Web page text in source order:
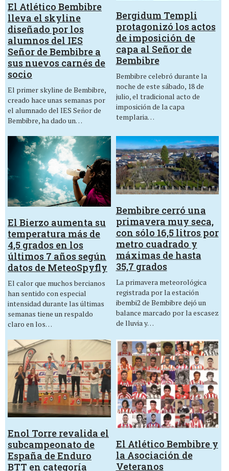
El Atlético Bembibre
lleva el skyline
diseñado por los
alumnos del IES
Señor de Bembibre a
sus nuevos carnés de
socio
El primer skyline de Bembibre,
creado hace unas semanas por
el alumnado del IES Señor de
Bembibre, ha dado un…
Bergidum Templi
protagonizó los actos
de imposición de
capa al Señor de
Bembibre
Bembibre celebró durante la
noche de este sábado, 18 de
julio, el tradicional acto de
imposición de la capa
templaria…
El Bierzo aumenta su
temperatura más de
4,5 grados en los
últimos 7 años según
datos de MeteoSpyfly
El calor que muchos bercianos
han sentido con especial
intensidad durante las últimas
semanas tiene un respaldo
claro en los…
Bembibre cerró una
primavera muy seca,
con sólo 16,5 litros por
metro cuadrado y
máximas de hasta
35,7 grados
La primavera meteorológica
registrada por la estación
ibembi2 de Bembibre dejó un
balance marcado por la escasez
de lluvia y…
Enol Torre revalida el
subcampeonato de
España de Enduro
BTT en categoría
El Atlético Bembibre y
la Asociación de
Veteranos